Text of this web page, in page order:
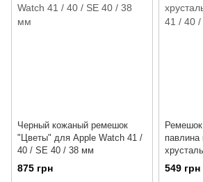
Черный кожаный ремешок
"Цветы" для Apple Watch 41 /
40 / SE 40 / 38 мм
875 грн
павлина
/ 40 / SE
549 грн